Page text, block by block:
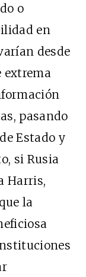
o
en
desde
pasando
Estado y
si Rusia
Harris,
la